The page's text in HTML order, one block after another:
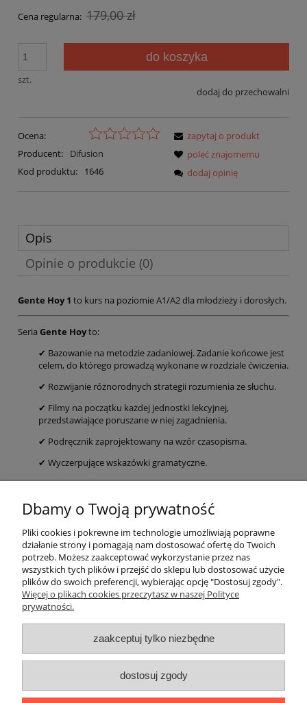
Cena regularna: 179,00 zł
szt.
do koszyka
dodaj do przechowalni
Ocena:
Producent:
Difusion
Kod produktu:
1646
zapytaj o produkt
poleć znajomemu
dodaj opinię
Opis
Opinie o produkcie (0)
Gente Hoy 1 to kurs na poziomie A1/A2 dla młodzieży i dorosłych.
Seria Gente Hoyto:
✔ Bazowanie na metodzie zadaniowej. Zadanie końcowe jest
celem, do którego prowadzą wykonane w rozdziale ćwiczenia.
✔ Rozwijanie różnorodnych strategii rozumienia ze słuchu.
✔ Filmy na początku każdej jednostki lekcyjnej,
przedstawiające poruszane w niej zagadnienia.
✔ Podręcznik zaprojektowany na wzór czasopisma.
✔ Wyczerpujące wskazówki gramatyczne.
EAN: 9788415620785
ZAJRZYJ DO ŚRODKA
O nas
Płatności i dostawa
Moje konto
"Romanista" Internetowa Księgarnia Językowa 2025
Dbamy o Twoją prywatność
Pliki cookies i pokrewne im technologie umożliwiają poprawne
działanie strony i pomagają nam dostosować ofertę do Twoich
potrzeb. Możesz zaakceptować wykorzystanie przez nas
wszystkich tych plików i przejść do sklepu lub dostosować użycie
plików do swoich preferencji, wybierając opcję "Dostosuj zgody".
Więcej o plikach cookies przeczytasz w naszej Polityce
prywatności.
zaakceptuj tylko niezbędne
dostosuj zgody